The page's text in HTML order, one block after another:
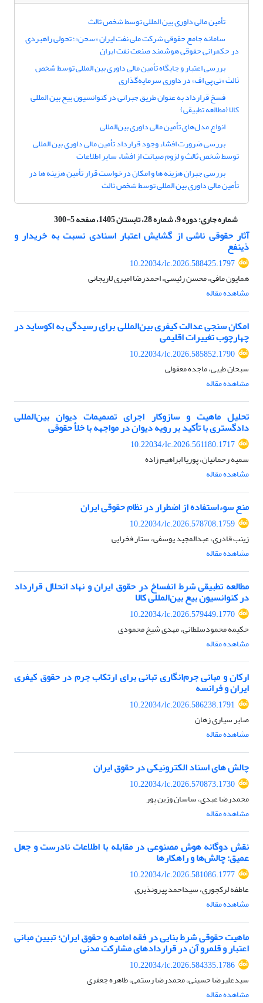
تأمین مالی داوری بین المللی توسط شخص ثالث
سامانه جامع حقوقی شرکت ملی نفت ایران «سحن»؛ تحولی راهبردی
در حکمرانی حقوقی هوشمند صنعت نفت ایران
بررسی اعتبار و جایگاه تأمین مالی داوری بین المللی توسط شخص
ثالث «تی پی اف» در داوری سرمایه‌گذاری
فسخ قرارداد به عنوان طریق جبرانی در کنوانسیون بیع بین المللی
کالا (مطالعه تطبیقی)
انواع مدل‌های تأمین مالی داوری بین‌المللی
بررسی ضرورت افشاء وجود قرارداد تأمین مالی داوری بین المللی
توسط شخص ثالث و لزوم صیانت از افشاء سایر اطلاعات
بررسی جبران هزینه ها و امکان درخواست قرار تأمین هزینه ها در
تأمین مالی داوری بین المللی توسط شخص ثالث
شماره جاری:دوره 9، شماره 28، تابستان 1405، صفحه 5-300
آثار حقوقی ناشی از گشایش اعتبار اسنادی نسبت به خریدار و
‌ذینفع
10.22034/lc.2026.588425.1797
همایون مافی، محسن رئیسی، احمدرضا امیری لاریجانی
مشاهده مقاله
امکان سنجی عدالت کیفری بین‌المللی برای رسیدگی به اکوساید در
چهارچوب تغییرات اقلیمی
10.22034/lc.2026.585852.1790
سبحان طیبی، ماجده معقولی
مشاهده مقاله
تحلیل ماهیت و سازوکار اجرای تصمیمات دیوان بین‌المللی
دادگستری با تأکید بر رویه دیوان در مواجهه با خلأ حقوقی
10.22034/lc.2026.561180.1717
سمیه رحمانیان، پوریا ابراهیم زاده
مشاهده مقاله
منع سوءاستفاده از اضطرار در نظام حقوقی ایران
10.22034/lc.2026.578708.1759
زینب قادری، عبدالمجید یوسفی، ستار فخرایی
مشاهده مقاله
مطالعه تطبیقی شرط انفساخ در حقوق ایران و نهاد انحلال قرارداد
در کنوانسیون بیع بین‌المللی کالا
10.22034/lc.2026.579449.1770
حکیمه محمودسلطانی، مهدی شیخ محمودی
مشاهده مقاله
ارکان و مبانی جرم‌انگاری تبانی برای ارتکاب جرم در حقوق کیفری
ایران و فرانسه
10.22034/lc.2026.586238.1791
صابر سیاری زهان
مشاهده مقاله
چالش های اسناد الکترونیکی در حقوق ایران
10.22034/lc.2026.570873.1730
محمدرضا عبدی، ساسان وزین پور
مشاهده مقاله
نقش دوگانه هوش مصنوعی در مقابله با اطلاعات نادرست و جعل
عمیق: چالش‌ها و راهکارها
10.22034/lc.2026.581086.1777
عاطفه لرکجوری، سیداحمد پیرونذیری
مشاهده مقاله
ماهیت حقوقی شرط بنایی در فقه امامیه و حقوق ایران؛ تبیین مبانی
اعتبار و قلمرو آن در قراردادهای مشارکت مدنی
10.22034/lc.2026.584335.1786
سیدعلیرضا حسینی، محمدرضا رستمی، طاهره جعفری
مشاهده مقاله